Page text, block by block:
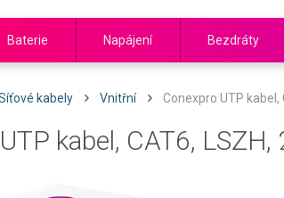
Baterie Napájení Bezdráty
kabely Vnitřní Conexpro UTP kabel,
kabel, CAT6,